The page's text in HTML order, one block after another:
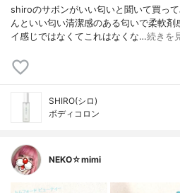
shiroのサボンがいい匂いと聞いて買っ
んといい匂い清潔感のある匂いで柔軟
イ感じではなくてこれはなくな…続きを
SHIRO(シロ)
ボディコロン
NEKO☆mimi